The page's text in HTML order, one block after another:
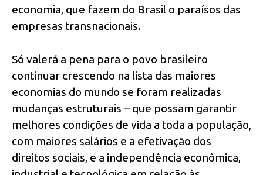
economia, que fazem do Brasil o paraísos das
empresas transnacionais.
Só valerá a pena para o povo brasileiro
continuar crescendo na lista das maiores
economias do mundo se foram realizadas
mudanças estruturais – que possam garantir
melhores condições de vida a toda a população,
com maiores salários e a efetivação dos
direitos sociais, e a independência econômica,